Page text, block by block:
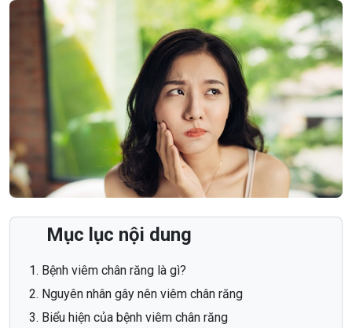
Mục lục nội dung
Bệnh viêm chân răng là gì?
Nguyên nhân gây nên viêm chân răng
Biểu hiện của bệnh viêm chân răng